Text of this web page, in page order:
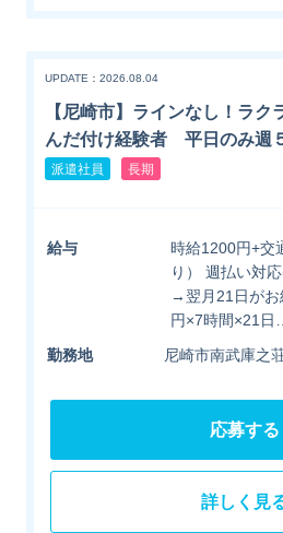
UPDATE：2026.08.04
【尼崎市】ラインなし！ラ
んだ付け経験者 平日のみ週
派遣社員 長期
給与
時給1200円+交
り） 週払い対
→翌月21日が
円×7時間×21日
勤務地
尼崎市南武庫之
応募する
詳しく見